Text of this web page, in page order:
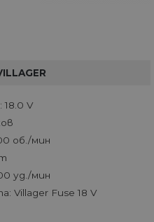
V
об./мин
уд./мин
Villager Fuse 18 V